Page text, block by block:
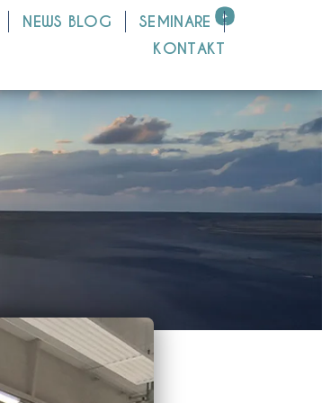
NEWS BLOG
SEMINARE
KONTAKT